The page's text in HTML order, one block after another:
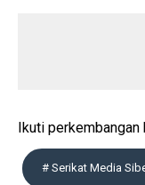
Ikuti
# Serikat Media